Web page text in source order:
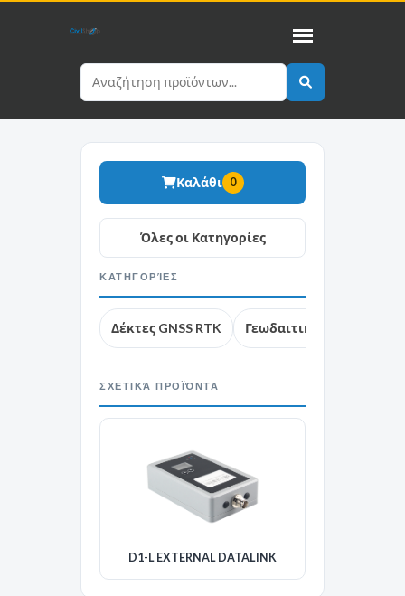
Καλάθι 0
ΚΑΤΗΓΟΡΊΕΣ
Δέκτες GNSS RTK Γεωδαιτικοί σταθμοί
ΣΧΕΤΙΚΆ ΠΡΟΪΌΝΤΑ
D1-L EXTERNAL DATALINK